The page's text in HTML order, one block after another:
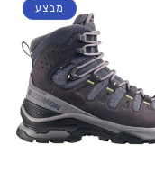
מבצע